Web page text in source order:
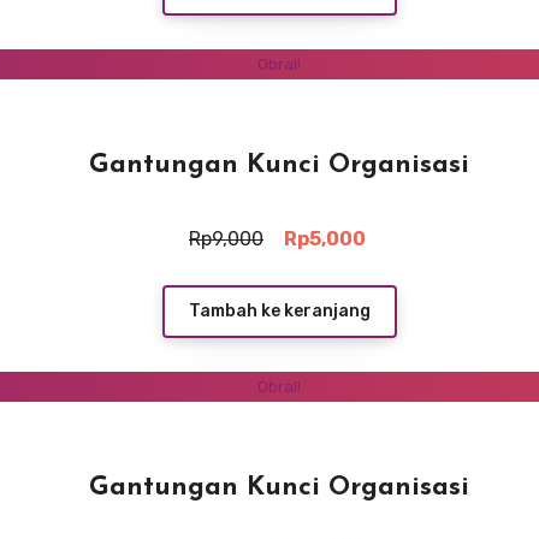
Rp5,000.
Obral!
Gantungan Kunci Organisasi
Rp9,000
Harga
adalah:
Rp9,000.
Rp5,000
ini
adalah:
Rp5,000.
Tambah ke keranjang
Obral!
Gantungan Kunci Organisasi